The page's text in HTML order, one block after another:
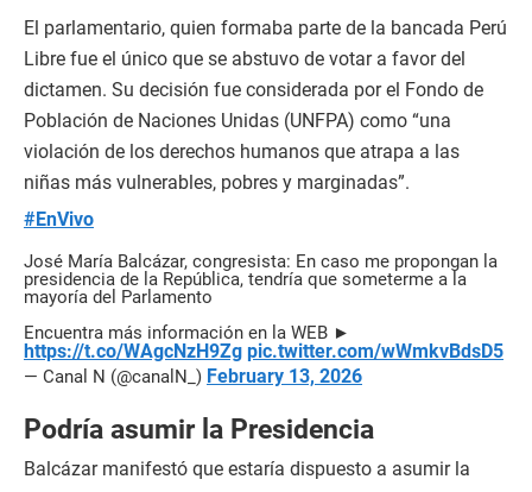
El parlamentario, quien formaba parte de la bancada Perú
Libre fue el único que se abstuvo de votar a favor del
dictamen. Su decisión fue considerada por el Fondo de
Población de Naciones Unidas (UNFPA) como “una
violación de los derechos humanos que atrapa a las
niñas más vulnerables, pobres y marginadas”.
#EnVivo
José María Balcázar, congresista: En caso me propongan la
presidencia de la República, tendría que someterme a la
mayoría del Parlamento
Encuentra más información en la WEB ►
https://t.co/WAgcNzH9Zg pic.twitter.com/wWmkvBdsD5
— Canal N (@canalN_) February 13, 2026
Podría asumir la Presidencia
Balcázar manifestó que estaría dispuesto a asumir la